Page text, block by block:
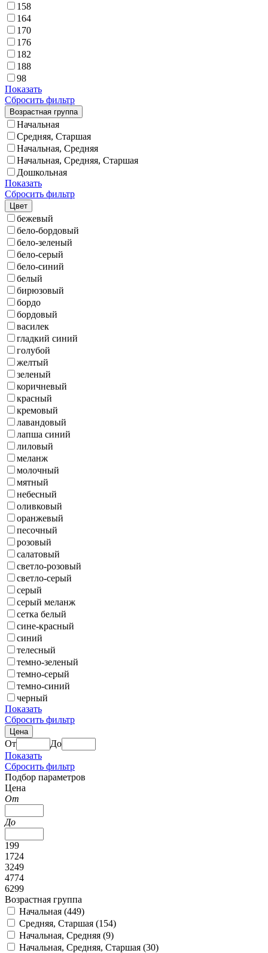
158
164
170
176
182
188
98
Показать
Сбросить фильтр
Возрастная группа
Начальная
Средняя, Старшая
Начальная, Средняя
Начальная, Средняя, Старшая
Дошкольная
Показать
Сбросить фильтр
Цвет
бежевый
бело-бордовый
бело-зеленый
бело-серый
бело-синий
белый
бирюзовый
бордо
бордовый
василек
гладкий синий
голубой
желтый
зеленый
коричневый
красный
кремовый
лавандовый
лапша синий
лиловый
меланж
молочный
мятный
небесный
оливковый
оранжевый
песочный
розовый
салатовый
светло-розовый
светло-серый
серый
серый меланж
сетка белый
сине-красный
синий
телесный
темно-зеленый
темно-серый
темно-синий
черный
Показать
Сбросить фильтр
Цена
От
До
Показать
Сбросить фильтр
Подбор параметров
Цена
От
До
199
1724
3249
4774
6299
Возрастная группа
Начальная (449)
Средняя, Старшая (154)
Начальная, Средняя (9)
Начальная, Средняя, Старшая (30)